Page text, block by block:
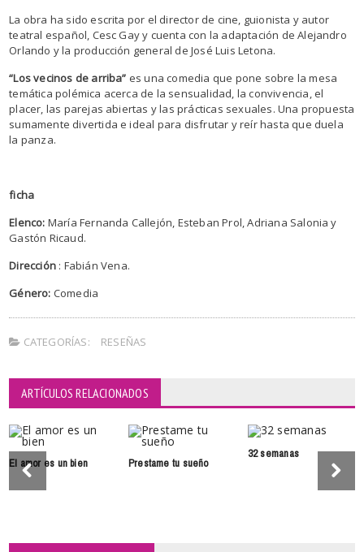
La obra ha sido escrita por el director de cine, guionista y autor
teatral español, Cesc Gay y cuenta con la adaptación de Alejandro
Orlando y la producción general de José Luis Letona.
“Los vecinos de arriba” es una comedia que pone sobre la mesa
temática polémica acerca de la sensualidad, la convivencia, el
placer, las parejas abiertas y las prácticas sexuales. Una propuesta
sumamente divertida e ideal para disfrutar y reír hasta que duela
la panza.
ficha
Elenco: María Fernanda Callejón, Esteban Prol, Adriana Salonia y
Gastón Ricaud.
Dirección: Fabián Vena.
Género: Comedia
CATEGORÍAS: RESEÑAS
ARTÍCULOS RELACIONADOS
El amor es un bien Prestame tu sueño
32 semanas